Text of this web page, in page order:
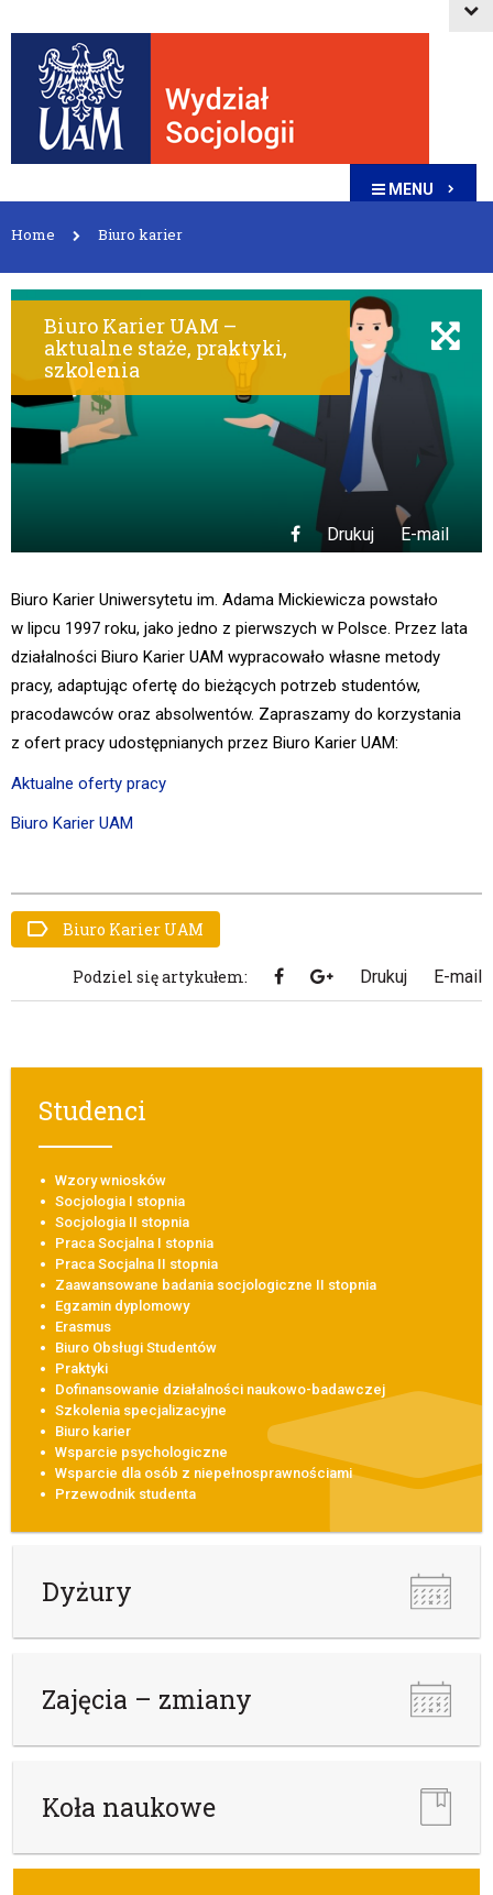
MENU
Home Biuro karier
Biuro Karier UAM –
aktualne staże, praktyki,
szkolenia
Drukuj E-mail
Biuro Karier Uniwersytetu im. Adama Mickiewicza powstało
w lipcu 1997 roku, jako jedno z pierwszych w Polsce. Przez lata
działalności Biuro Karier UAM wypracowało własne metody
pracy, adaptując ofertę do bieżących potrzeb studentów,
pracodawców oraz absolwentów. Zapraszamy do korzystania
z ofert pracy udostępnianych przez Biuro Karier UAM:
Aktualne oferty pracy
Biuro Karier UAM
Biuro Karier UAM
Podziel się artykułem: Drukuj E-mail
Studenci
Wzory wniosków
Socjologia I stopnia
Socjologia II stopnia
Praca Socjalna I stopnia
Praca Socjalna II stopnia
Zaawansowane badania socjologiczne II stopnia
Egzamin dyplomowy
Erasmus
Biuro Obsługi Studentów
Praktyki
Dofinansowanie działalności naukowo-badawczej
Szkolenia specjalizacyjne
Biuro karier
Wsparcie psychologiczne
Wsparcie dla osób z niepełnosprawnościami
Przewodnik studenta
Dyżury
Zajęcia – zmiany
Koła naukowe